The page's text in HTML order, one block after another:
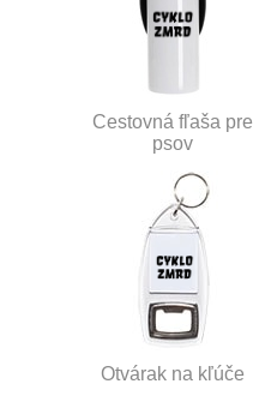
Cestovná fľaša pre
psov
Otvárak na kľúče